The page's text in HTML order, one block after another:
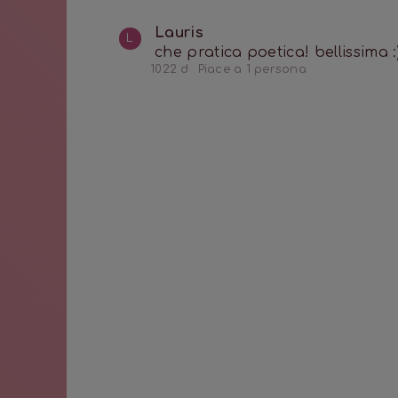
L
Lauris
che pratica poetica! bellissima
1022 d Piace a 1 persona